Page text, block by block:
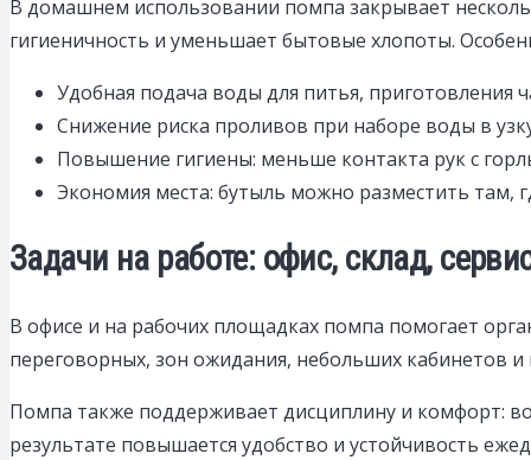
В домашнем использовании помпа закрывает
гигиеничность и уменьшает бытовые хлопоты.
Удобная подача воды для питья, приготовления
Снижение риска проливов при наборе воды в
Повышение гигиены: меньше контакта рук с
Экономия места: бутыль можно разместить там,
Задачи на работе: офис, склад,
В офисе и на рабочих площадках помпа помогает
переговорных, зон ожидания, небольших кабинетов и
Помпа также поддерживает дисциплину и комфорт:
результате повышается удобство и устойчивость